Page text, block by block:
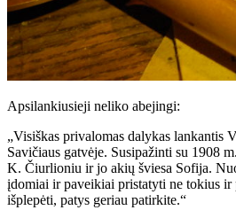
Apsilankiusieji neliko abejingi:
„Visiškas privalomas dalykas lankantis
Savičiaus gatvėje. Susipažinti su 1908
K. Čiurlioniu ir jo akių šviesa Sofija.
įdomiai ir paveikiai pristatyti ne tokius ir
išplepėti, patys geriau patirkite.“